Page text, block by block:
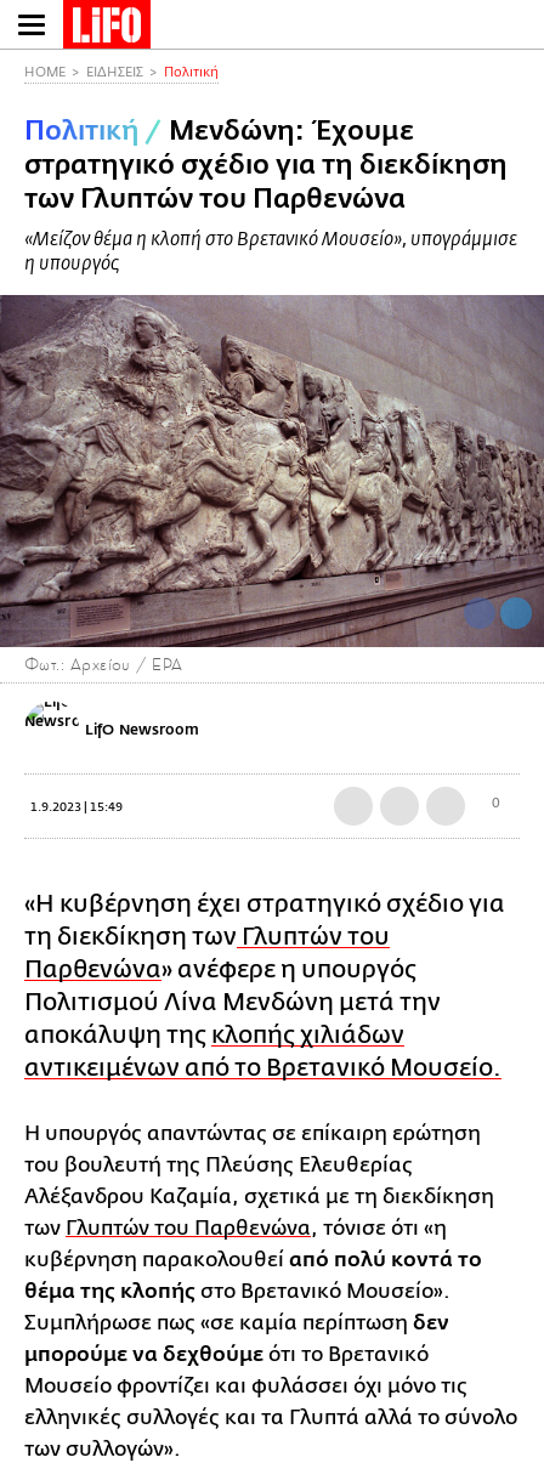
Παράκαμψη
προς
περιεχόμενο
HOME ΕΙΔΗΣΕΙΣ Πολιτική
Πολιτική / Μενδώνη: Έχουμε
στρατηγικό σχέδιο για τη διεκδίκηση
των Γλυπτών του Παρθενώνα
«Μείζον θέμα η κλοπή στο Βρετανικό Μουσείο», υπογράμμισε
η υπουργός
Φωτ.: Αρχείου / EPA
LifO Newsroom
1.9.2023 | 15:49 0
«Η κυβέρνηση έχει στρατηγικό σχέδιο για
τη διεκδίκηση των Γλυπτών του
Παρθενώνα» ανέφερε η υπουργός
Πολιτισμού Λίνα Μενδώνη μετά την
αποκάλυψη της κλοπής χιλιάδων
αντικειμένων από το Βρετανικό Μουσείο.
Η υπουργός απαντώντας σε επίκαιρη ερώτηση
του βουλευτή της Πλεύσης Ελευθερίας
Αλέξανδρου Καζαμία, σχετικά με τη διεκδίκηση
των Γλυπτών του Παρθενώνα, τόνισε ότι «η
κυβέρνηση παρακολουθεί από πολύ κοντά το
θέμα της κλοπής στο Βρετανικό Μουσείο».
Συμπλήρωσε πως «σε καμία περίπτωση δεν
μπορούμε να δεχθούμε ότι το Βρετανικό
Μουσείο φροντίζει και φυλάσσει όχι μόνο τις
ελληνικές συλλογές και τα Γλυπτά αλλά το σύνολο
των συλλογών».